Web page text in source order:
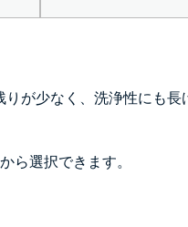
りが少なく、洗浄性にも長
ら選択できます。